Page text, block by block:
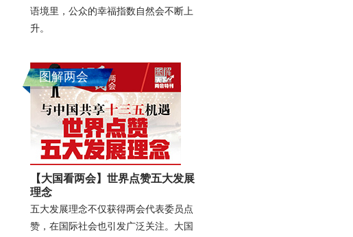
语境里，公众的幸福指数自然会不断上
升。
图解两会
【大国看两会】世界点赞五大发展
理念
五大发展理念不仅获得两会代表委员点
赞，在国际社会也引发广泛关注。大国